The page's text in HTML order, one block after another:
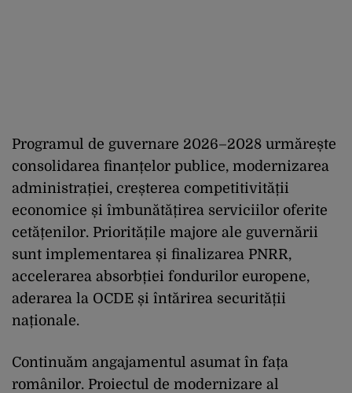
Programul de guvernare 2026–2028 urmărește
consolidarea finanțelor publice, modernizarea
administrației, creșterea competitivității
economice și îmbunătățirea serviciilor oferite
cetățenilor. Prioritățile majore ale guvernării
sunt implementarea și finalizarea PNRR,
accelerarea absorbției fondurilor europene,
aderarea la OCDE și întărirea securității
naționale.
Continuăm angajamentul asumat în fața
românilor. Proiectul de modernizare al